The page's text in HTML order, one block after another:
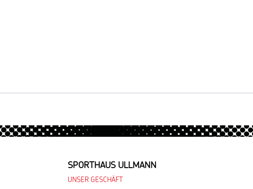
SPORTHAUS ULLMANN
UNSER GESCHÄFT